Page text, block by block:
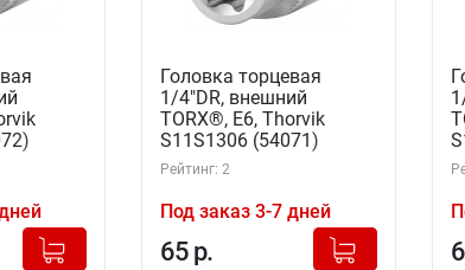
+
в корзину
Головка торцевая
1/4"DR, внешний
TORX®, Е6, Thorvik
S11S1306 (54071)
Рейтинг: 2
Под заказ 3-7 дней
65 р.
+
Добавлено в корзину